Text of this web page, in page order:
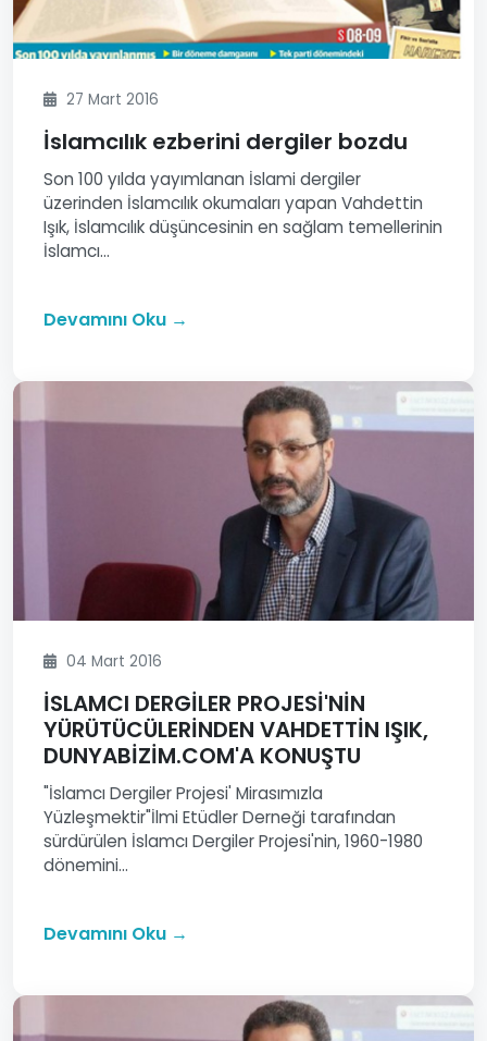
27 Mart 2016
İslamcılık ezberini dergiler bozdu
Son 100 yılda yayımlanan İslami dergiler
üzerinden İslamcılık okumaları yapan Vahdettin
Işık, İslamcılık düşüncesinin en sağlam temellerinin
İslamcı...
Devamını Oku →
04 Mart 2016
İSLAMCI DERGİLER PROJESİ'NİN
YÜRÜTÜCÜLERİNDEN VAHDETTİN IŞIK,
DUNYABİZİM.COM'A KONUŞTU
"İslamcı Dergiler Projesi' Mirasımızla
Yüzleşmektir"İlmi Etüdler Derneği tarafından
sürdürülen İslamcı Dergiler Projesi'nin, 1960-1980
dönemini...
Devamını Oku →